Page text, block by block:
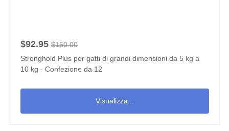
$92.95 $150.00
Stronghold Plus per gatti di grandi dimensioni da 5 kg a
10 kg - Confezione da 12
Visualizza...